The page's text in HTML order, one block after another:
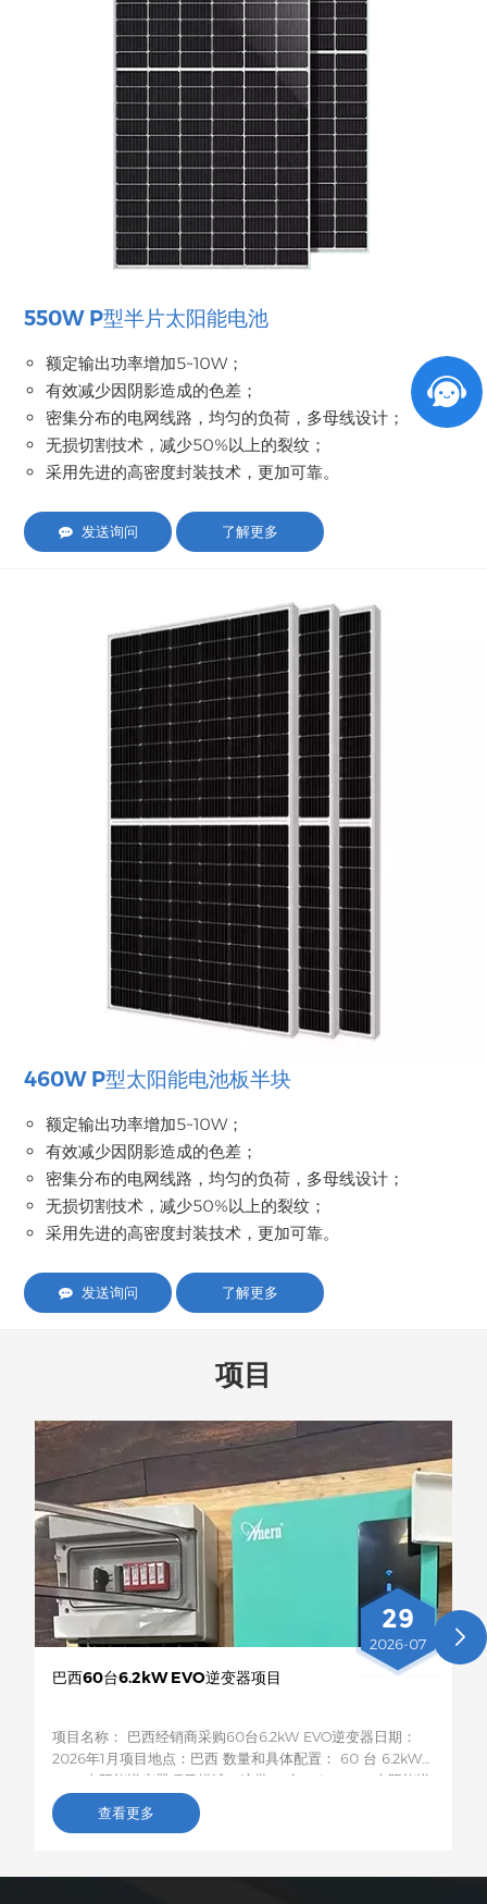
550W P型半片太阳能电池
额定输出功率增加5~10W；
有效减少因阴影造成的色差；
密集分布的电网线路，均匀的负荷，多母线设计；
无损切割技术，减少50%以上的裂纹；
采用先进的高密度封装技术，更加可靠。
发送询问 了解更多
460W P型太阳能电池板半块
额定输出功率增加5~10W；
有效减少因阴影造成的色差；
密集分布的电网线路，均匀的负荷，多母线设计；
无损切割技术，减少50%以上的裂纹；
采用先进的高密度封装技术，更加可靠。
发送询问 了解更多
项目
29
2026-07
巴西60台6.2kW EVO逆变器项目
项目名称： 巴西经销商采购60台6.2kW EVO逆变器日期：
2026年1月项目地点：巴西 数量和具体配置： 60 台 6.2kW
EVO 太阳能逆变器项目描述：这批60台6.2kW EVO太阳能逆
变器将运往巴西，用于农村居民和小型企业的光伏储能项目。
这款6.2kW混合型逆变器支持双路交流输出，具备智能低电压
查看更多